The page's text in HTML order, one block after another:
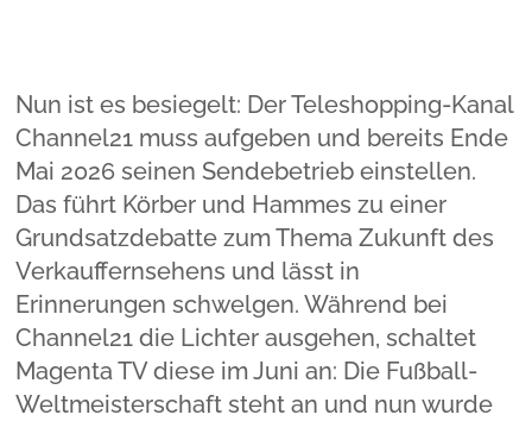
Nun ist es besiegelt: Der Teleshopping-Kanal
Channel21 muss aufgeben und bereits Ende
Mai 2026 seinen Sendebetrieb einstellen.
Das führt Körber und Hammes zu einer
Grundsatzdebatte zum Thema Zukunft des
Verkauffernsehens und lässt in
Erinnerungen schwelgen. Während bei
Channel21 die Lichter ausgehen, schaltet
Magenta TV diese im Juni an: Die Fußball-
Weltmeisterschaft steht an und nun wurde